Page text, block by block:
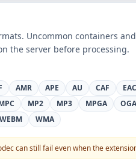
Uncommon containers
the server before processing.
AMR APE AU CAF
MP2 MP3 MPGA OGA
WEBM WMA
can still fail even when the